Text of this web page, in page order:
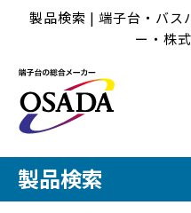
製品検索 | 端子台・バス
ー・株
製品検索